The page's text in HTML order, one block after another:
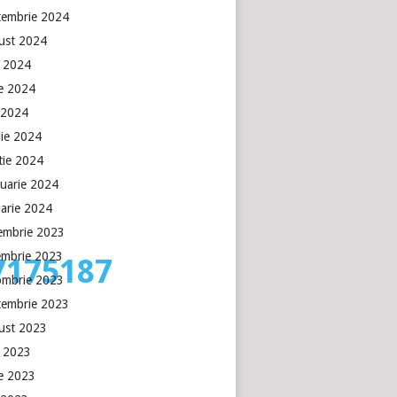
2024
2024
2024
2024
2024
2024
2024
2024
2023
2023
2023
2023
2023
2023
2023